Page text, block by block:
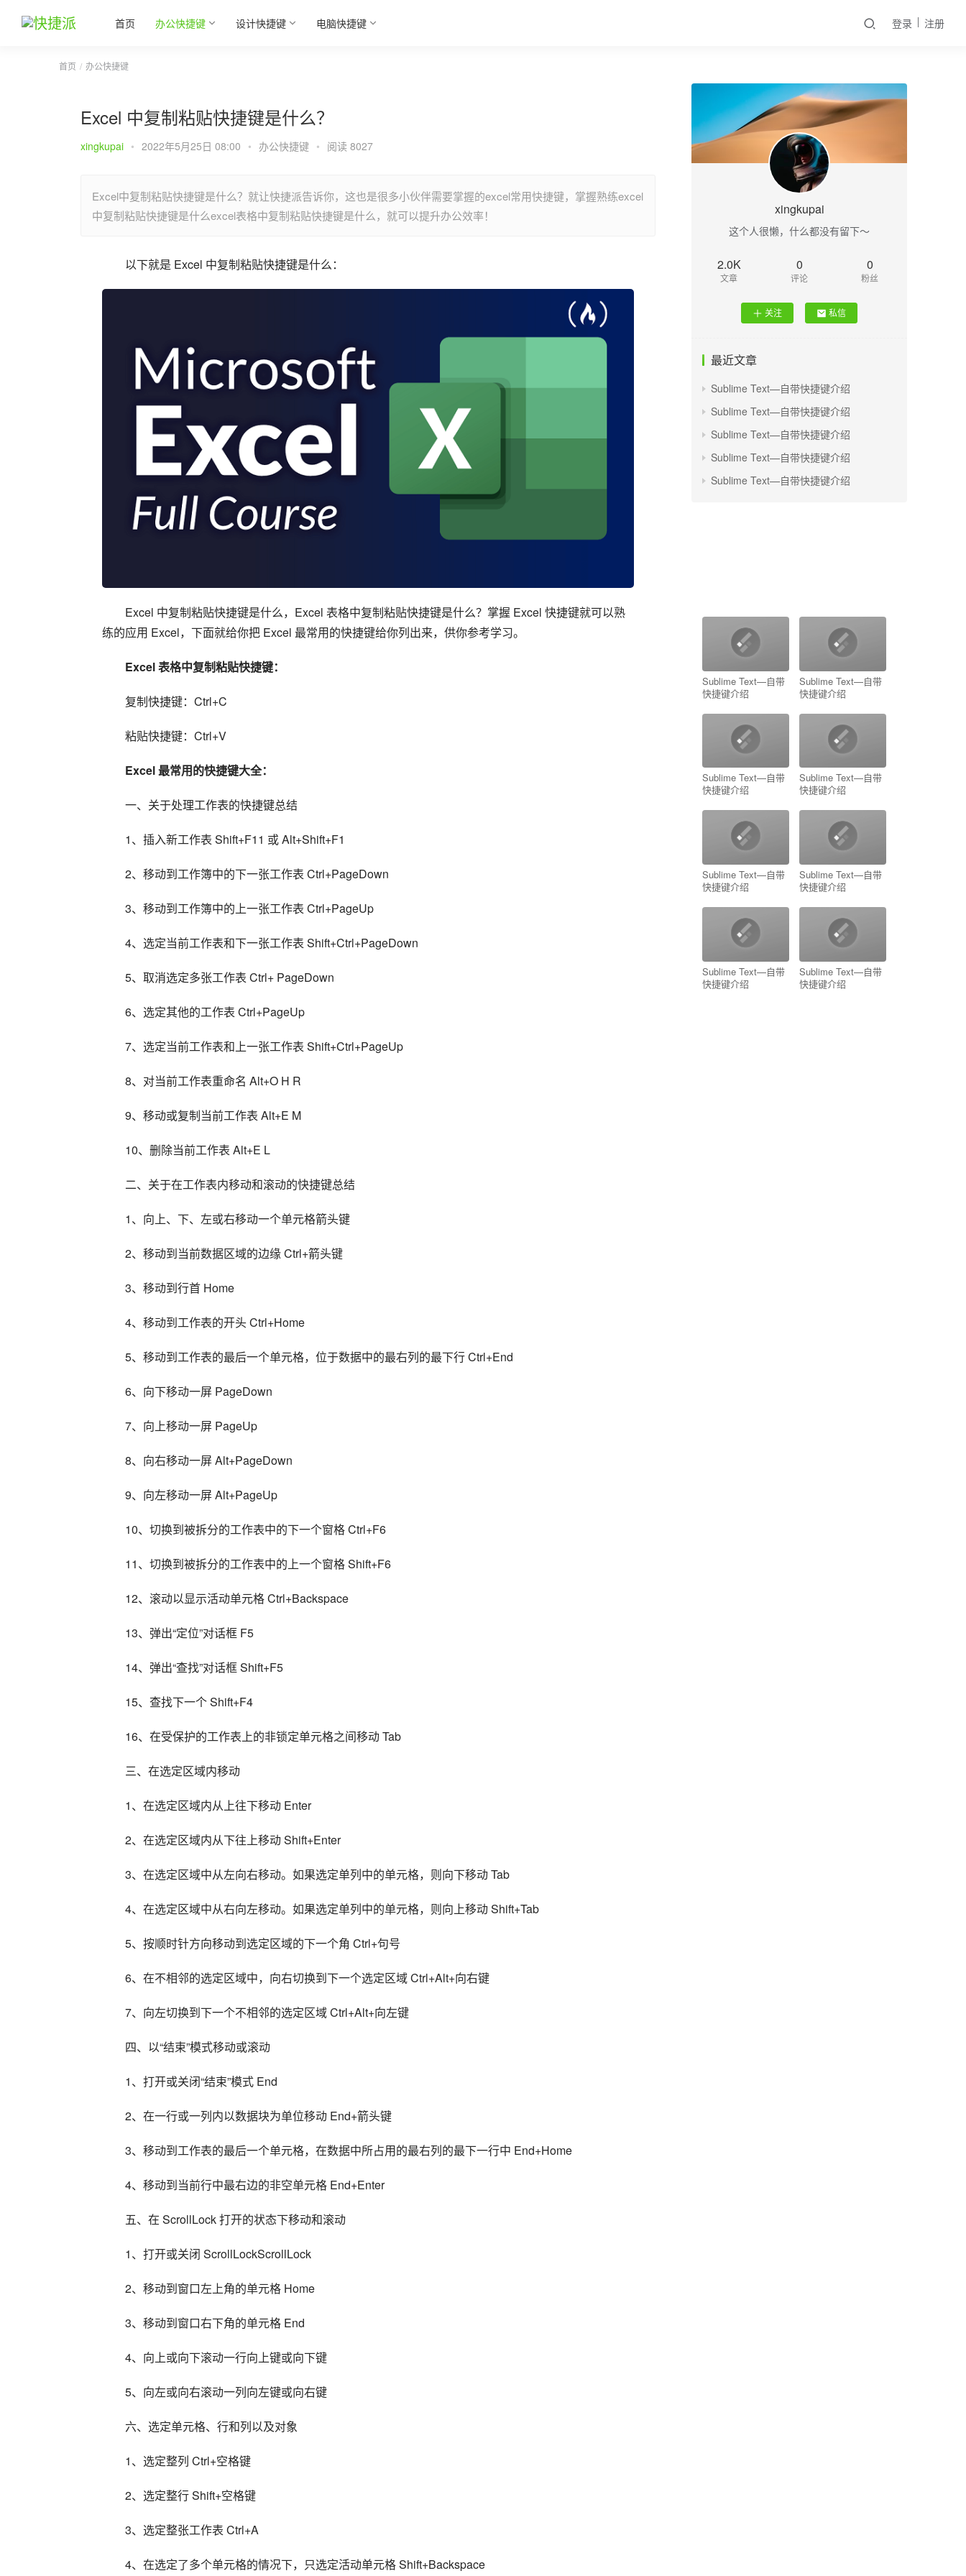
首页 办公快捷键 设计快捷键 电脑快捷键 登录 注册
首页 办公快捷键
Excel 中复制粘贴快捷键是什么？
xingkupai • 2022年5月25日 08:00 • 办公快捷键 • 阅读 8027
Excel中复制粘贴快捷键是什么？就让快捷派告诉你，这也是很多小伙伴需要掌握的excel常用快捷键，掌握熟练excel
中复制粘贴快捷键是什么excel表格中复制粘贴快捷键是什么，就可以提升办公效率！
以下就是 Excel 中复制粘贴快捷键是什么：
Excel 中复制粘贴快捷键是什么，Excel 表格中复制粘贴快捷键是什么？掌握 Excel 快捷键就可以熟
练的应用 Excel，下面就给你把 Excel 最常用的快捷键给你列出来，供你参考学习。
Excel 表格中复制粘贴快捷键：
复制快捷键：Ctrl+C
粘贴快捷键：Ctrl+V
Excel 最常用的快捷键大全：
一、关于处理工作表的快捷键总结
1、插入新工作表 Shift+F11 或 Alt+Shift+F1
2、移动到工作簿中的下一张工作表 Ctrl+PageDown
3、移动到工作簿中的上一张工作表 Ctrl+PageUp
4、选定当前工作表和下一张工作表 Shift+Ctrl+PageDown
5、取消选定多张工作表 Ctrl+ PageDown
6、选定其他的工作表 Ctrl+PageUp
7、选定当前工作表和上一张工作表 Shift+Ctrl+PageUp
8、对当前工作表重命名 Alt+O H R
9、移动或复制当前工作表 Alt+E M
10、删除当前工作表 Alt+E L
二、关于在工作表内移动和滚动的快捷键总结
1、向上、下、左或右移动一个单元格箭头键
2、移动到当前数据区域的边缘 Ctrl+箭头键
3、移动到行首 Home
4、移动到工作表的开头 Ctrl+Home
5、移动到工作表的最后一个单元格，位于数据中的最右列的最下行 Ctrl+End
6、向下移动一屏 PageDown
7、向上移动一屏 PageUp
8、向右移动一屏 Alt+PageDown
9、向左移动一屏 Alt+PageUp
10、切换到被拆分的工作表中的下一个窗格 Ctrl+F6
11、切换到被拆分的工作表中的上一个窗格 Shift+F6
12、滚动以显示活动单元格 Ctrl+Backspace
13、弹出“定位”对话框 F5
14、弹出“查找”对话框 Shift+F5
15、查找下一个 Shift+F4
16、在受保护的工作表上的非锁定单元格之间移动 Tab
三、在选定区域内移动
1、在选定区域内从上往下移动 Enter
2、在选定区域内从下往上移动 Shift+Enter
3、在选定区域中从左向右移动。如果选定单列中的单元格，则向下移动 Tab
4、在选定区域中从右向左移动。如果选定单列中的单元格，则向上移动 Shift+Tab
5、按顺时针方向移动到选定区域的下一个角 Ctrl+句号
6、在不相邻的选定区域中，向右切换到下一个选定区域 Ctrl+Alt+向右键
7、向左切换到下一个不相邻的选定区域 Ctrl+Alt+向左键
四、以“结束”模式移动或滚动
1、打开或关闭“结束”模式 End
2、在一行或一列内以数据块为单位移动 End+箭头键
3、移动到工作表的最后一个单元格，在数据中所占用的最右列的最下一行中 End+Home
4、移动到当前行中最右边的非空单元格 End+Enter
五、在 ScrollLock 打开的状态下移动和滚动
1、打开或关闭 ScrollLockScrollLock
2、移动到窗口左上角的单元格 Home
3、移动到窗口右下角的单元格 End
4、向上或向下滚动一行向上键或向下键
5、向左或向右滚动一列向左键或向右键
六、选定单元格、行和列以及对象
1、选定整列 Ctrl+空格键
2、选定整行 Shift+空格键
3、选定整张工作表 Ctrl+A
4、在选定了多个单元格的情况下，只选定活动单元格 Shift+Backspace
xingkupai
这个人很懒，什么都没有留下～
2.0K
文章
0
评论
0
粉丝
关注 私信
最近文章
Sublime Text—自带快捷键介绍
Sublime Text—自带快捷键介绍
Sublime Text—自带快捷键介绍
Sublime Text—自带快捷键介绍
Sublime Text—自带快捷键介绍
Sublime Text—自带
快捷键介绍
Sublime Text—自带
快捷键介绍
Sublime Text—自带
快捷键介绍
Sublime Text—自带
快捷键介绍
Sublime Text—自带
快捷键介绍
Sublime Text—自带
快捷键介绍
Sublime Text—自带
快捷键介绍
Sublime Text—自带
快捷键介绍